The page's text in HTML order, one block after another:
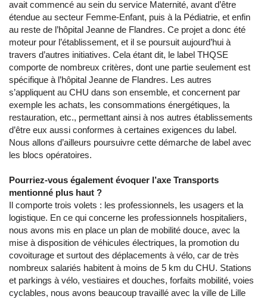
avait commencé au sein du service Maternité, avant d’être
étendue au secteur Femme-Enfant, puis à la Pédiatrie, et enfin
au reste de l’hôpital Jeanne de Flandres. Ce projet a donc été
moteur pour l’établissement, et il se poursuit aujourd’hui à
travers d’autres initiatives. Cela étant dit, le label THQSE
comporte de nombreux critères, dont une partie seulement est
spécifique à l’hôpital Jeanne de Flandres. Les autres
s’appliquent au CHU dans son ensemble, et concernent par
exemple les achats, les consommations énergétiques, la
restauration, etc., permettant ainsi à nos autres établissements
d’être eux aussi conformes à certaines exigences du label.
Nous allons d’ailleurs poursuivre cette démarche de label avec
les blocs opératoires.
Pourriez-vous également évoquer l’axe Transports
mentionné plus haut ?
Il comporte trois volets : les professionnels, les usagers et la
logistique. En ce qui concerne les professionnels hospitaliers,
nous avons mis en place un plan de mobilité douce, avec la
mise à disposition de véhicules électriques, la promotion du
covoiturage et surtout des déplacements à vélo, car de très
nombreux salariés habitent à moins de 5 km du CHU. Stations
et parkings à vélo, vestiaires et douches, forfaits mobilité, voies
cyclables, nous avons beaucoup travaillé avec la ville de Lille